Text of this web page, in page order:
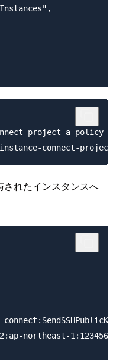
project-a-policy \
されたインスタンスへ
northeast-